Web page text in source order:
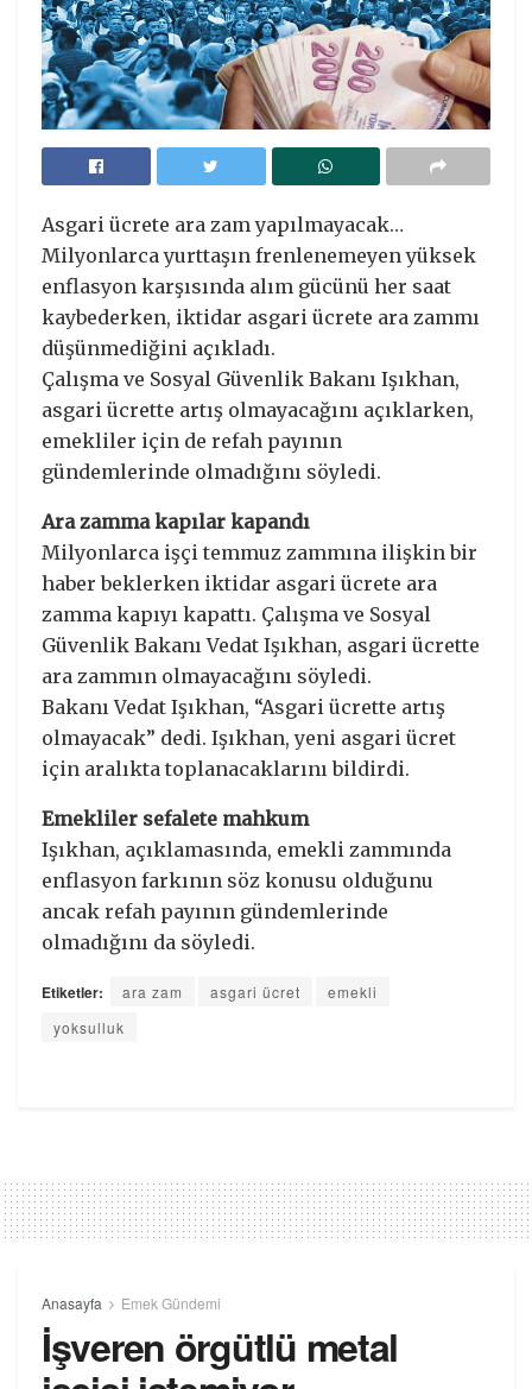
Asgari ücrete ara zam yapılmayacak…
Milyonlarca yurttaşın frenlenemeyen yüksek
enflasyon karşısında alım gücünü her saat
kaybederken, iktidar asgari ücrete ara zammı
düşünmediğini açıkladı.
Çalışma ve Sosyal Güvenlik Bakanı Işıkhan,
asgari ücrette artış olmayacağını açıklarken,
emekliler için de refah payının
gündemlerinde olmadığını söyledi.
Ara zamma kapılar kapandı
Milyonlarca işçi temmuz zammına ilişkin bir
haber beklerken iktidar asgari ücrete ara
zamma kapıyı kapattı. Çalışma ve Sosyal
Güvenlik Bakanı Vedat Işıkhan, asgari ücrette
ara zammın olmayacağını söyledi.
Bakanı Vedat Işıkhan, “Asgari ücrette artış
olmayacak” dedi. Işıkhan, yeni asgari ücret
için aralıkta toplanacaklarını bildirdi.
Emekliler sefalete mahkum
Işıkhan, açıklamasında, emekli zammında
enflasyon farkının söz konusu olduğunu
ancak refah payının gündemlerinde
olmadığını da söyledi.
Etiketler: ara zam asgari ücret
emekli
yoksulluk
Anasayfa Emek Gündemi
İşveren örgütlü metal